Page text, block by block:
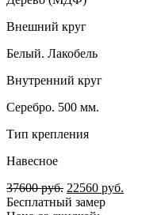
Внешний круг
Белый. Лакобель
Внутренний круг
Серебро. 500 мм.
Тип крепления
Навесное
37600руб. 22560 руб.
Бесплатный замер